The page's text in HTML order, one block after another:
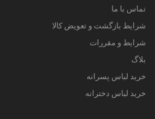
تماس با ما
شرایط بازگشت و تعویض کالا
شرایط و مقررات
بلاگ
خرید لباس پسرانه
خرید لباس دخترانه